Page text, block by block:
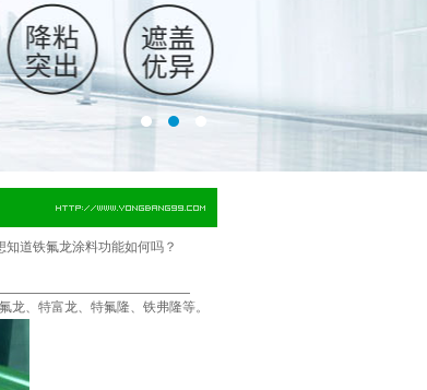
知道铁氟龙涂料功能如何吗？
、特富龙、特氟隆、铁弗隆等。